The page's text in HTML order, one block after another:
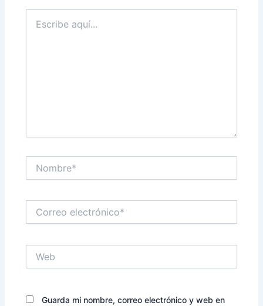
aquí...
electrónico*
Guarda mi nombre, correo electrónico y web en